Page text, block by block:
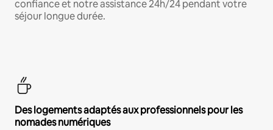
confiance et notre assistance 24h/24 pendant votre
séjour longue durée.
Des logements adaptés aux professionnels pour les
nomades numériques